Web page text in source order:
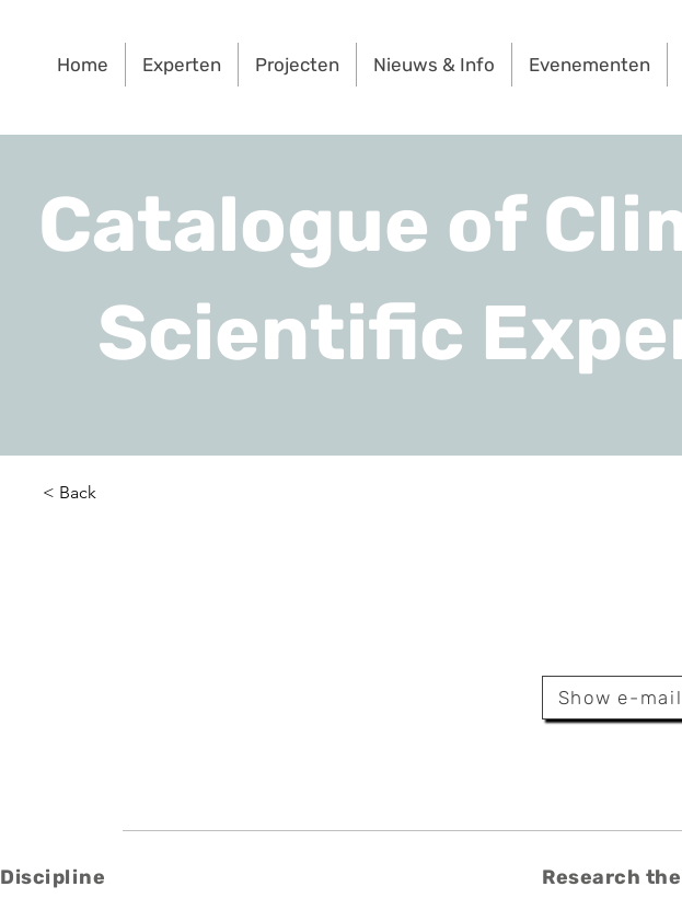
Home Experten Projecten Nieuws & Info Evenementen
Catalogue of
Scientific
Show e-mail
Discipline Research
< Back